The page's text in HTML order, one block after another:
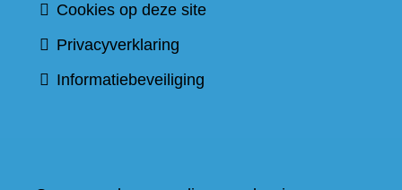
Cookies op deze site
Privacyverklaring
Informatiebeveiliging